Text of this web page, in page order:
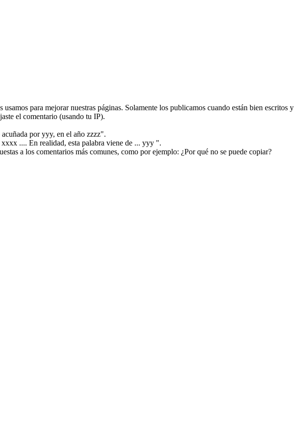
para mejorar nuestras páginas. Solamente los publicamos cuando están bien escritos y
el comentario (usando tu IP).
por yyy, en el año zzzz".
.... En realidad, esta palabra viene de ... yyy ".
a los comentarios más comunes, como por ejemplo: ¿Por qué no se puede copiar?